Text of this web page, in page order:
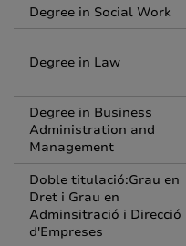
Degree in Social Work
Degree in Law
Degree in Business
Administration and
Management
Doble titulació:Grau en
Dret i Grau en
Adminsitració i Direcció
d'Empreses